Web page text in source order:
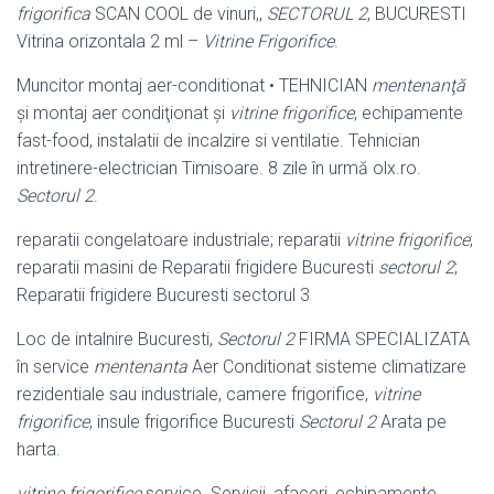
frigorifica SCAN COOL de vinuri,, SECTORUL 2, BUCURESTI
Vitrina orizontala 2 ml – Vitrine Frigorifice.
Muncitor montaj aer-conditionat • TEHNICIAN mentenanţă
şi montaj aer condiţionat şi vitrine frigorifice, echipamente
fast-food, instalatii de incalzire si ventilatie. Tehnician
intretinere-electrician Timisoare. 8 zile în urmă olx.ro.
Sectorul 2.
reparatii congelatoare industriale; reparatii vitrine frigorifice;
reparatii masini de Reparatii frigidere Bucuresti sectorul 2;
Reparatii frigidere Bucuresti sectorul 3
Loc de intalnire Bucuresti, Sectorul 2FIRMA SPECIALIZATA
în service mentenanta Aer Conditionat sisteme climatizare
rezidentiale sau industriale, camere frigorifice, vitrine
frigorifice, insule frigorifice Bucuresti Sectorul 2Arata pe
harta.